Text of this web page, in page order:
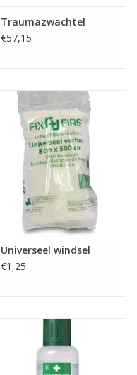
Traumazwachtel
€57,15
Universeel windsel
€1,25